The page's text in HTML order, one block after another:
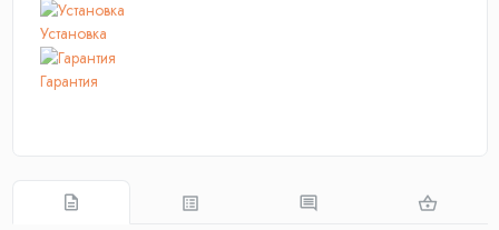
Установка
Гарантия